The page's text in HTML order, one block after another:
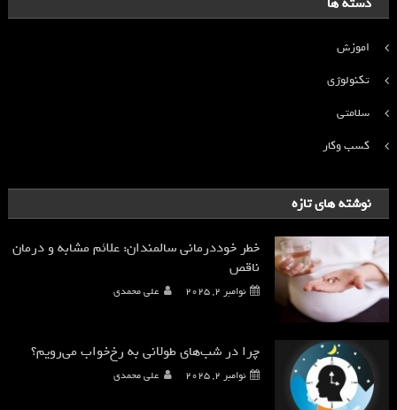
اموزش
تکنولوژی
سلامتی
کسب وکار
نوشته های تازه
خطر خوددرمانی سالمندان: علائم مشابه و درمان
ناقص
نوامبر 2, 2025 علی محمدی
چرا در شب‌های طولانی به رخ‌خواب می‌رویم؟
نوامبر 2, 2025 علی محمدی